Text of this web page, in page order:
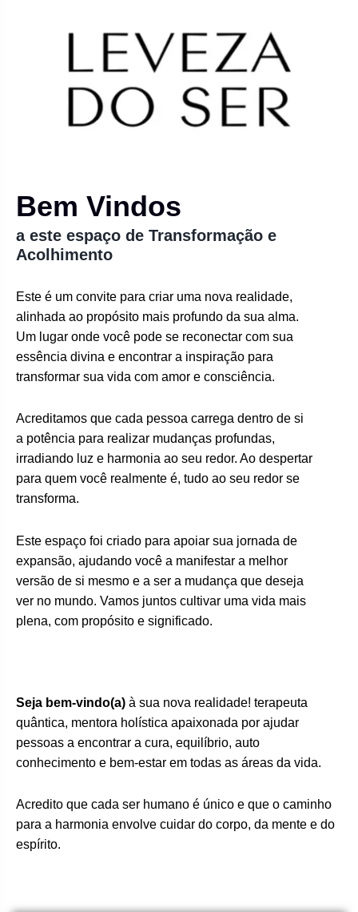
Bem Vindos
a este espaço de Transformação e
Acolhimento
Este é um convite para criar uma nova realidade,
alinhada ao propósito mais profundo da sua alma.
Um lugar onde você pode se reconectar com sua
essência divina e encontrar a inspiração para
transformar sua vida com amor e consciência.
Acreditamos que cada pessoa carrega dentro de si
a potência para realizar mudanças profundas,
irradiando luz e harmonia ao seu redor. Ao despertar
para quem você realmente é, tudo ao seu redor se
transforma.
Este espaço foi criado para apoiar sua jornada de
expansão, ajudando você a manifestar a melhor
versão de si mesmo e a ser a mudança que deseja
ver no mundo. Vamos juntos cultivar uma vida mais
plena, com propósito e significado.
Seja bem-vindo(a) à sua nova realidade! terapeuta
quântica, mentora holística apaixonada por ajudar
pessoas a encontrar a cura, equilíbrio, auto
conhecimento e bem-estar em todas as áreas da vida.
Acredito que cada ser humano é único e que o caminho
para a harmonia envolve cuidar do corpo, da mente e do
espírito.